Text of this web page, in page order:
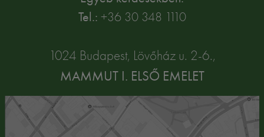
Tel.: +36 30 348 1110
1024 Budapest, Lövőház u. 2-6.,
MAMMUT I. ELSŐ EMELET